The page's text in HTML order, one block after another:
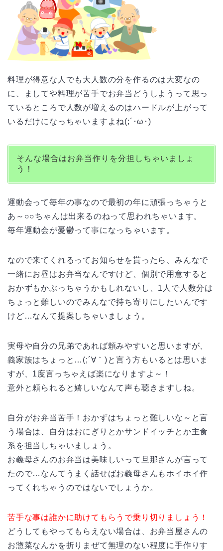
料理が得意な人でも大人数の分を作るのは大変なの
に、ましてや料理が苦手でお弁当どうしようって思っ
ているところで人数が増えるのはハードルが上がって
いるだけになっちゃいますよね(;´･ω･)
そんな場合はお弁当作りを分担しちゃいましょ
う！
運動会って毎年の事なので最初の年に頑張っちゃうと
あ～○○ちゃんは出来るのねって思われちゃいます。
毎年運動会が憂鬱って事になっちゃいます。
なので来てくれるってお知らせを貰ったら、みんなで
一緒にお昼はお弁当なんですけど、個別で用意すると
おかずもかぶっちゃうかもしれないし、1人で人数分は
ちょっと難しいのでみんなで持ち寄りにしたいんです
けど…なんて提案しちゃいましょう。
実母や自分の兄弟であれば頼みやすいと思いますが、
義家族はちょっと…(;´∀｀)と言う方もいるとは思いま
すが、1度言っちゃえば楽になりますよ～！
意外と頼られると嬉しいなんて声も聴きますしね。
自分がお弁当苦手！おかずはちょっと難しいな～と言
う場合は、自分はおにぎりとかサンドイッチとか主食
系を担当しちゃいましょう。
お義母さんのお弁当は美味しいって旦那さんが言って
たので…なんてうまく話せばお義母さんもホイホイ作
ってくれちゃうのではないでしょうか。
苦手な事は誰かに助けてもらうで乗り切りましょう！
どうしてもやってもらえない場合は、お弁当屋さんの
お惣菜なんかを折りまぜて無理のない程度に手作りす